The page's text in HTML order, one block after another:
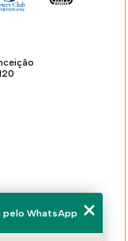
pelo WhatsApp